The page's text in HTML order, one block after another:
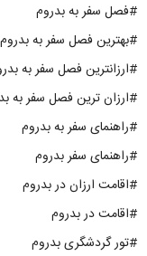
#فصل سفر به بدروم
#بهترین فصل سفر به بدروم
#ارزانترین فصل سفر به
#ارزان ترین فصل سفر به
#راهنمای سفر به بدروم
#راهنمای سفر بدروم
#اقامت ارزان در بدروم
#اقامت در بدروم
#تور گردشگری بدروم